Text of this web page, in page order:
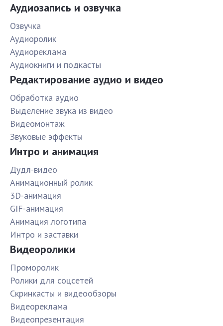
Аудиозапись и озвучка
Озвучка
Аудиоролик
Аудиореклама
Аудиокниги и подкасты
Редактирование аудио и видео
Обработка аудио
Выделение звука из видео
Видеомонтаж
Звуковые эффекты
Интро и анимация
Дудл-видео
Анимационный ролик
3D-анимация
GIF-анимация
Анимация логотипа
Интро и заставки
Видеоролики
Проморолик
Ролики для соцсетей
Скринкасты и видеообзоры
Видеореклама
Видеопрезентация